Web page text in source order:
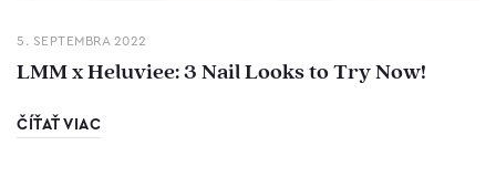
5. SEPTEMBRA 2022
LMM x Heluviee: 3 Nail Looks to Try Now!
ČÍŤAŤ VIAC